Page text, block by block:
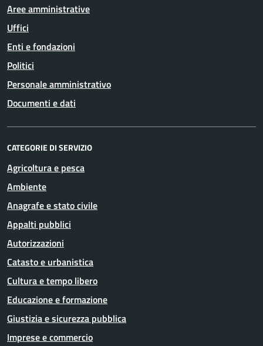
Aree amministrative
Uffici
Enti e fondazioni
Politici
Personale amministrativo
Documenti e dati
CATEGORIE DI SERVIZIO
Agricoltura e pesca
Ambiente
Anagrafe e stato civile
Appalti pubblici
Autorizzazioni
Catasto e urbanistica
Cultura e tempo libero
Educazione e formazione
Giustizia e sicurezza pubblica
Imprese e commercio